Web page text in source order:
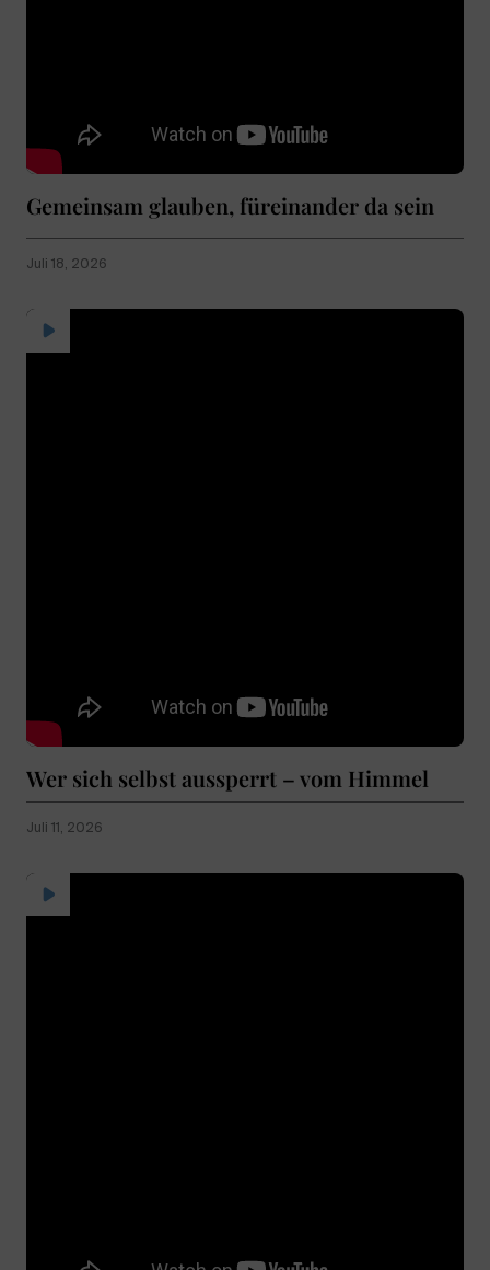
Gemeinsam glauben, füreinander da sein
Juli 18, 2026
Wer sich selbst aussperrt – vom Himmel
Juli 11, 2026